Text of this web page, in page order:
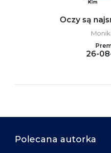
Oczy są
26-
Polecana autorka